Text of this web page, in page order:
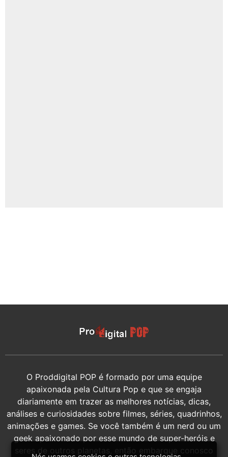
O Proddigital POP é formado por uma equipe
apaixonada pela Cultura Pop e que se engaja
diariamente em trazer as melhores notícias, dicas,
análises e curiosidades sobre filmes, séries, quadrinhos,
animações e games. Se você também é um nerd ou um
geek apaixonado por esse mundo de super-heróis e
seres de outros planetas, então embarque conosco